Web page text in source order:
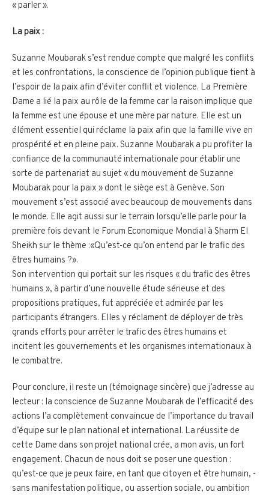
« parler ».
La paix :
Suzanne Moubarak s’est rendue compte que malgré les conflits
et les confrontations, la conscience de l’opinion publique tient à
l’espoir de la paix afin d’éviter conflit et violence. La Première
Dame a lié la paix au rôle de la femme car la raison implique que
la femme est une épouse et une mère par nature. Elle est un
élément essentiel qui réclame la paix afin que la famille vive en
prospérité et en pleine paix. Suzanne Moubarak a pu profiter la
confiance de la communauté internationale pour établir une
sorte de partenariat au sujet « du mouvement de Suzanne
Moubarak pour la paix » dont le siège est à Genève. Son
mouvement s’est associé avec beaucoup de mouvements dans
le monde. Elle agit aussi sur le terrain lorsqu’elle parle pour la
première fois devant le Forum Economique Mondial à Sharm El
Sheikh sur le thème :«Qu’est-ce qu’on entend par le trafic des
êtres humains ?».
Son intervention qui portait sur les risques « du trafic des êtres
humains », à partir d’une nouvelle étude sérieuse et des
propositions pratiques, fut appréciée et admirée par les
participants étrangers. Elles y réclament de déployer de très
grands efforts pour arrêter le trafic des êtres humains et
incitent les gouvernements et les organismes internationaux à
le combattre.
Pour conclure, il reste un (témoignage sincère) que j’adresse au
lecteur : la conscience de Suzanne Moubarak de l’efficacité des
actions l’a complètement convaincue de l’importance du travail
d’équipe sur le plan national et international. La réussite de
cette Dame dans son projet national crée, a mon avis, un fort
engagement. Chacun de nous doit se poser une question :
qu’est-ce que je peux faire, en tant que citoyen et être humain, -
sans manifestation politique, ou assertion sociale, ou ambition